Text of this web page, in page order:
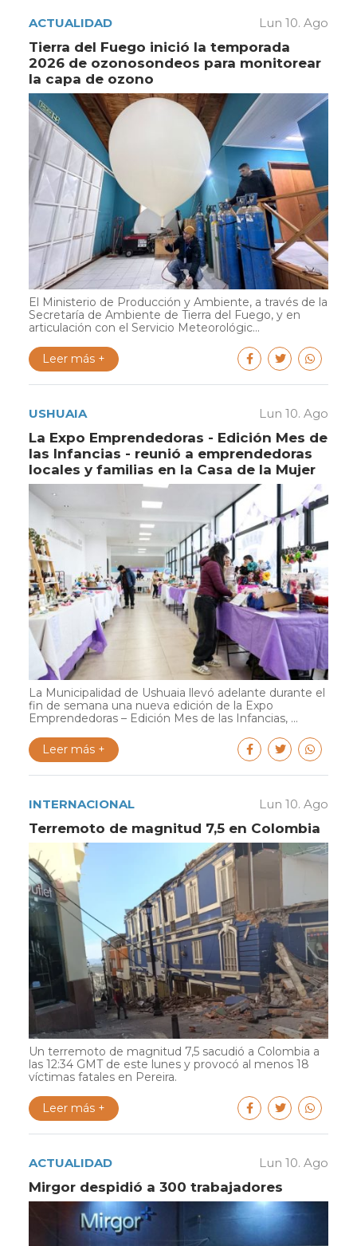
ACTUALIDAD Lun 10. Ago
Tierra del Fuego inició la temporada
2026 de ozonosondeos para monitorear
la capa de ozono
El Ministerio de Producción y Ambiente, a través de la
Secretaría de Ambiente de Tierra del Fuego, y en
articulación con el Servicio Meteorológic...
Leer más +
USHUAIA Lun 10. Ago
La Expo Emprendedoras - Edición Mes de
las Infancias - reunió a emprendedoras
locales y familias en la Casa de la Mujer
La Municipalidad de Ushuaia llevó adelante durante el
fin de semana una nueva edición de la Expo
Emprendedoras – Edición Mes de las Infancias, ...
Leer más +
INTERNACIONAL Lun 10. Ago
Terremoto de magnitud 7,5 en Colombia
Un terremoto de magnitud 7,5 sacudió a Colombia a
las 12:34 GMT de este lunes y provocó al menos 18
víctimas fatales en Pereira.
Leer más +
ACTUALIDAD Lun 10. Ago
Mirgor despidió a 300 trabajadores